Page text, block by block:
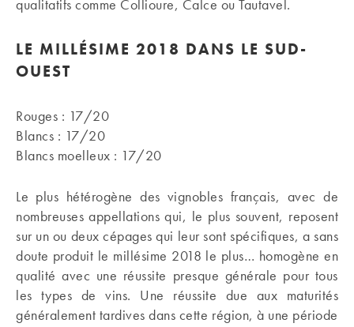
qualitatifs comme Collioure, Calce ou Tautavel.
LE MILLÉSIME 2018 DANS LE SUD-
OUEST
Rouges : 17/20
Blancs : 17/20
Blancs moelleux : 17/20
Le plus hétérogène des vignobles français, avec de
nombreuses appellations qui, le plus souvent, reposent
sur un ou deux cépages qui leur sont spécifiques, a sans
doute produit le millésime 2018 le plus… homogène en
qualité avec une réussite presque générale pour tous
les types de vins. Une réussite due aux maturités
généralement tardives dans cette région, à une période